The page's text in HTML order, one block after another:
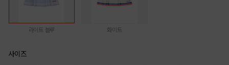
라이트 블루 화이트
사이즈